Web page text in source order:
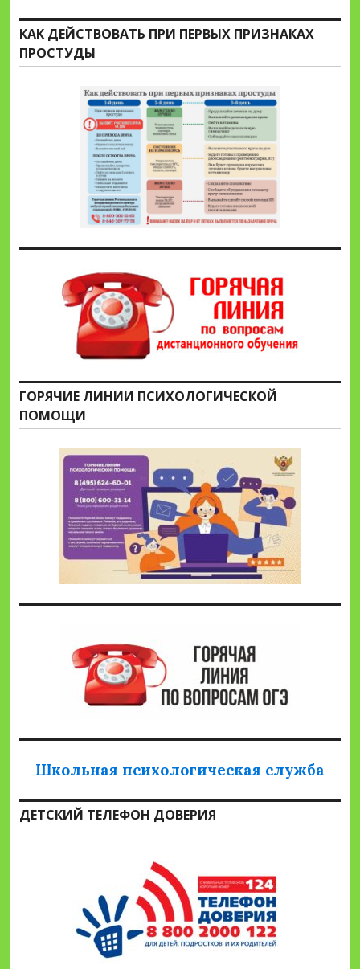
КАК ДЕЙСТВОВАТЬ ПРИ ПЕРВЫХ ПРИЗНАКАХ
ПРОСТУДЫ
ГОРЯЧИЕ ЛИНИИ ПСИХОЛОГИЧЕСКОЙ
ПОМОЩИ
Школьная психологическая служба
ДЕТСКИЙ ТЕЛЕФОН ДОВЕРИЯ